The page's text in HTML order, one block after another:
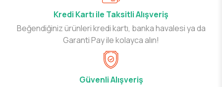
Kredi Kartı ile Taksitli Alışveriş
Beğendiğiniz ürünleri kredi kartı, banka havalesi ya da
Garanti Pay ile kolayca alın!
Güvenli Alışveriş